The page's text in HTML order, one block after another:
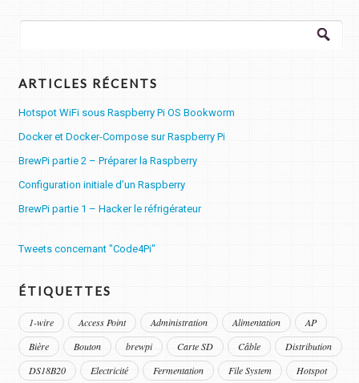
Rechercher :
ARTICLES RÉCENTS
Hotspot WiFi sous Raspberry Pi OS Bookworm
Docker et Docker-Compose sur Raspberry Pi
BrewPi partie 2 – Préparer la Raspberry
Configuration initiale d’un Raspberry
BrewPi partie 1 – Hacker le réfrigérateur
Tweets concernant "Code4Pi"
ÉTIQUETTES
1-wire Access Point Administration Alimentation
AP
Bière
Bouton brewpi Carte SD Câble
Distribution
DS18B20
Electricité Fermentation File System
Hotspot